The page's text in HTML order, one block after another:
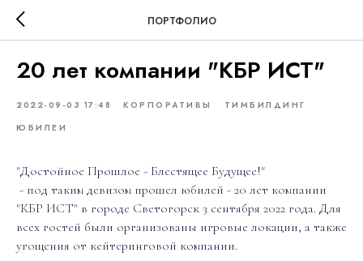
ПОРТФОЛИО
20 лет компании "КБР ИСТ"
2022-09-03 17:48 КОРПОРАТИВЫ
ТИМБИЛДИНГ
ЮБИЛЕИ
"Достойное Прошлое - Блестящее Будущее!"
- под таким девизом прошел юбилей - 20 лет компании
"КБР ИСТ" в городе Светогорск 3 сентября 2022 года. Для
всех гостей были организованы игровые локации, а также
угощения от кейтеринговой компании.